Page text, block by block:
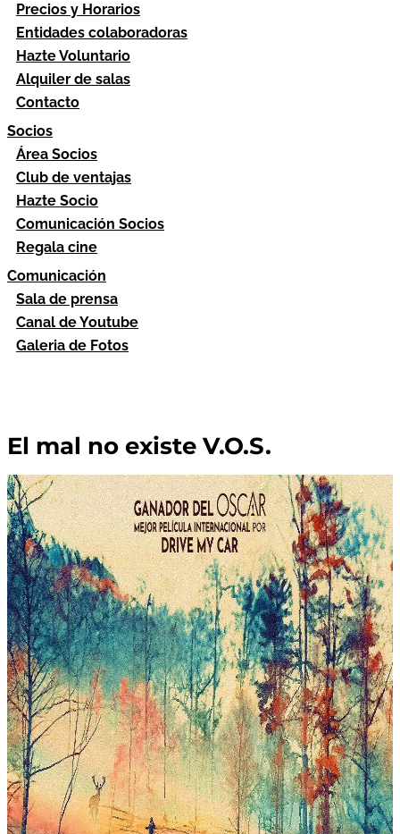
Precios y Horarios
Entidades colaboradoras
Hazte Voluntario
Alquiler de salas
Contacto
Socios
Área Socios
Club de ventajas
Hazte Socio
Comunicación Socios
Regala cine
Comunicación
Sala de prensa
Canal de Youtube
Galeria de Fotos
El mal no existe V.O.S.